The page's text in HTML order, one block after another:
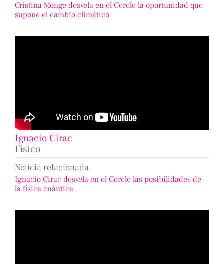
Cristina Monge desvela en el Cercle la oportunidad que
supone el cambio climático
Ignacio Cirac
Físico
Noticia relacionada
Ignacio Cirac desvela en el Cercle las posibilidades de
la física cuántica